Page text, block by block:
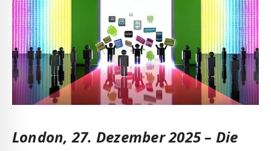
London, 27. Dezember 2025 – Die